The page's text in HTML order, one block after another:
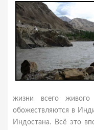
жизни всего
обожествляются в
Индо­стана. Всё это